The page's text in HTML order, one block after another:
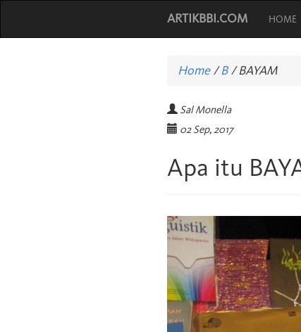
ARTIKBBI.COM HOME
Home/B /BAYAM
Sal Monella
02 Sep, 2017
Apa itu